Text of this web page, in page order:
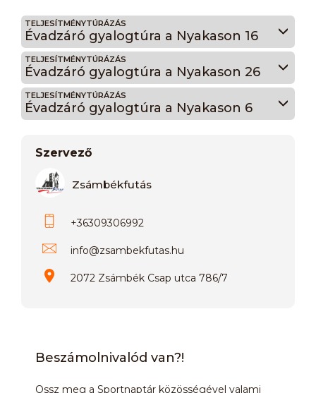
TELJESÍTMÉNYTÚRÁZÁS
Évadzáró gyalogtúra a Nyakason 16
TELJESÍTMÉNYTÚRÁZÁS
Évadzáró gyalogtúra a Nyakason 26
TELJESÍTMÉNYTÚRÁZÁS
Évadzáró gyalogtúra a Nyakason 6
Szervező
Zsámbékfutás
+36309306992
info@zsambekfutas.hu
2072 Zsámbék Csap utca 786/7
Beszámolnivalód van?!
Ossz meg a Sportnaptár közösségével valami